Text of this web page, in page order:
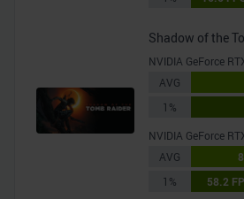
Shadow of the
NVIDIA GeForce
AVG
1%
NVIDIA GeForce
AVG
1%
58.2